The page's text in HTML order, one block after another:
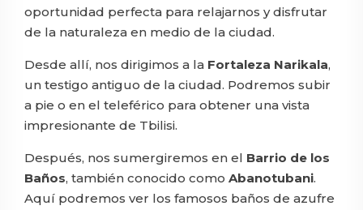
oportunidad perfecta para relajarnos y disfrutar
de la naturaleza en medio de la ciudad.
Desde allí, nos dirigimos a la Fortaleza Narikala,
un testigo antiguo de la ciudad. Podremos subir
a pie o en el teleférico para obtener una vista
impresionante de Tbilisi.
Después, nos sumergiremos en el Barrio de los
Baños, también conocido como Abanotubani.
Aquí podremos ver los famosos baños de azufre